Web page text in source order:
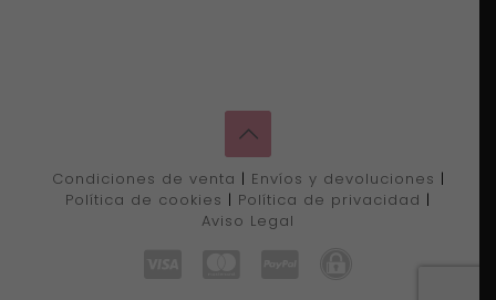
Condiciones de venta | Envíos y devoluciones |
Política de cookies | Política de privacidad |
Aviso Legal